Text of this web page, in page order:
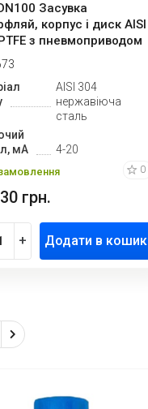
Засувка
корпус і диск AISI
з пневмоприводом
AISI 304
нержавіюча
сталь
мА
4-20
0
грн.
+ Додати в кошик